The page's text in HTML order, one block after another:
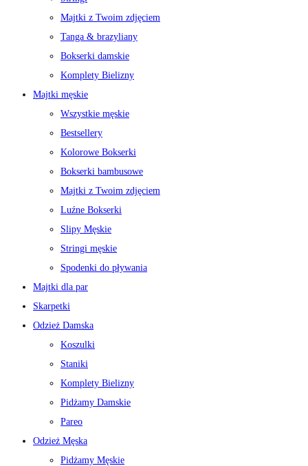
Majtki z Twoim zdjęciem
Tanga & brazyliany
Bokserki damskie
Komplety Bielizny
Majtki męskie
Wszystkie męskie
Bestsellery
Kolorowe Bokserki
Bokserki bambusowe
Majtki z Twoim zdjęciem
Luźne Bokserki
Slipy Męskie
Stringi męskie
Spodenki do pływania
Majtki dla par
Skarpetki
Odzież Damska
Koszulki
Staniki
Komplety Bielizny
Pidżamy Damskie
Pareo
Odzież Męska
Pidżamy Męskie